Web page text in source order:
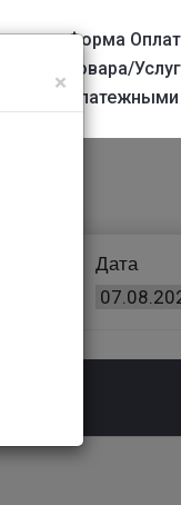
Форма
Товара/
Дата
×